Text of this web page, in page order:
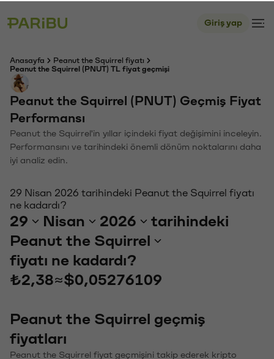
Giriş yap
Anasayfa
Peanut the Squirrel fiyatı
Peanut the Squirrel (PNUT) TL fiyat geçmişi
Peanut the Squirrel (PNUT) Geçmiş Fiyat
Performansı
Peanut the Squirrel'in yıllar içindeki fiyat değişimini inceleyin.
Performansını ve tarihindeki önemli dönüm noktalarını daha
iyi analiz edin.
29 Nisan 2026 tarihindeki Peanut the Squirrel fiyatı
ne kadardı?
29 Nisan 2026
tarihindeki
Peanut the Squirrel
fiyatı ne kadardı?
₺2,38≈$0,05276109
Peanut the Squirrel geçmiş
fiyatları
Peanut the Squirrel fiyat geçmişini takip ederek kripto